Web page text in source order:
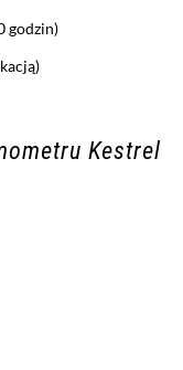
godzin)
Kestrel